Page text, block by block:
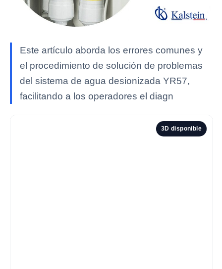
Este artículo aborda los errores comunes y
el procedimiento de solución de problemas
del sistema de agua desionizada YR57,
facilitando a los operadores el diagn
3D disponible